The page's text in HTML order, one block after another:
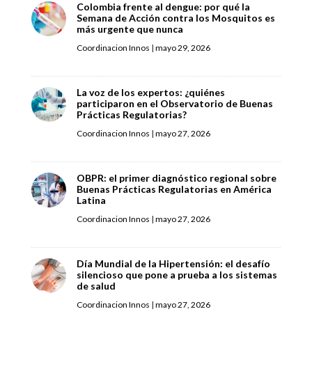
Colombia frente al dengue: por qué la
Semana de Acción contra los Mosquitos es
más urgente que nunca
Coordinacion Innos | mayo 29, 2026
La voz de los expertos: ¿quiénes
participaron en el Observatorio de Buenas
Prácticas Regulatorias?
Coordinacion Innos | mayo 27, 2026
OBPR: el primer diagnóstico regional sobre
Buenas Prácticas Regulatorias en América
Latina
Coordinacion Innos | mayo 27, 2026
Día Mundial de la Hipertensión: el desafío
silencioso que pone a prueba a los sistemas
de salud
Coordinacion Innos | mayo 27, 2026